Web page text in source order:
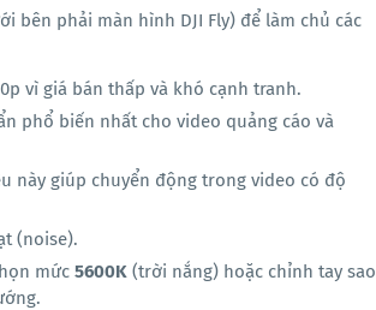
bên phải màn hình DJI Fly) để làm chủ các
vì giá bán thấp và khó cạnh tranh.
phổ biến nhất cho video quảng cáo và
này giúp chuyển động trong video có độ
(noise).
mức 5600K (trời nắng) hoặc chỉnh tay sao